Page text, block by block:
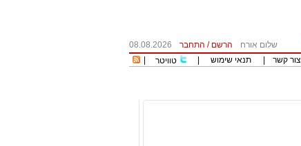
שלום אורח הרשם / התחבר
08.08.2026
צור קשר תנאי שימוש טוויטר